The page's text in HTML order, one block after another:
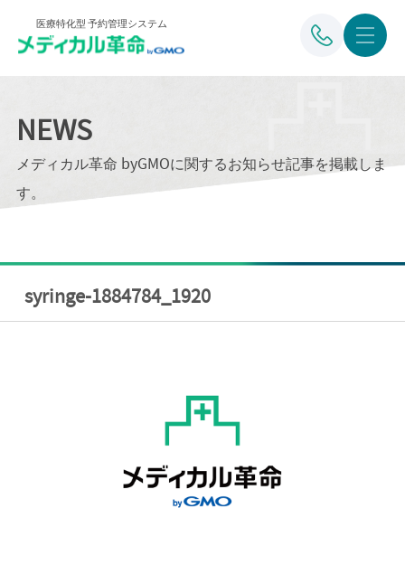
医療特化型 予約管理システム
NEWS
メディカル革命 byGMOに関するお知らせ記事を掲載しま
す。
syringe-1884784_1920